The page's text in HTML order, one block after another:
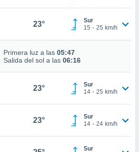
23°
Sur
15 - 25 km/h
Primera luz a las 05:47
Salida del sol a las 06:16
23°
Sur
14 - 25 km/h
23°
Sur
14 - 24 km/h
Sur